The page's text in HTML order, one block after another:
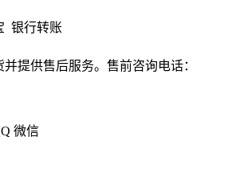
银行转账
提供售后服务。售前咨询电话：
微信